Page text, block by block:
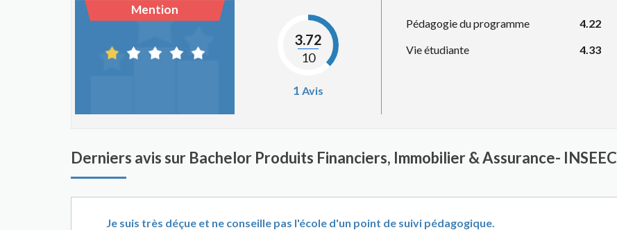
Mention
3.72
10
1 Avis
Pédagogie du programme
4.22
Vie étudiante
4.33
Derniers avis sur Bachelor Produits Financiers, Immobilier & Assurance- INSEEC
Je suis très déçue et ne conseille pas l'école d'un point de suivi pédagogique.